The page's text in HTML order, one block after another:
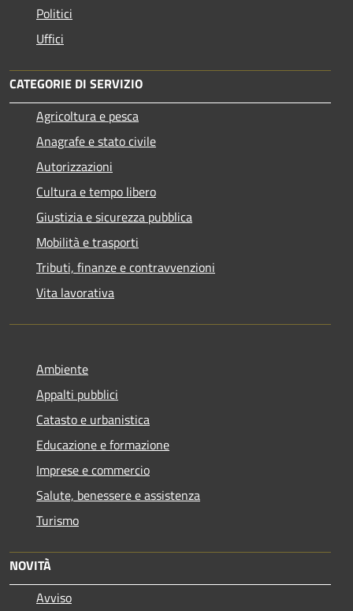
Politici
Uffici
CATEGORIE DI SERVIZIO
Agricoltura e pesca
Anagrafe e stato civile
Autorizzazioni
Cultura e tempo libero
Giustizia e sicurezza pubblica
Mobilità e trasporti
Tributi, finanze e contravvenzioni
Vita lavorativa
Ambiente
Appalti pubblici
Catasto e urbanistica
Educazione e formazione
Imprese e commercio
Salute, benessere e assistenza
Turismo
NOVITÀ
Avviso